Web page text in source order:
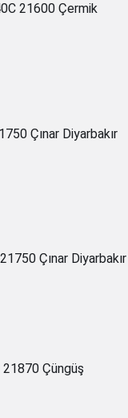
21600 Çermik
Çınar Diyarbakır
Çınar Diyarbakır
21870 Çüngüş